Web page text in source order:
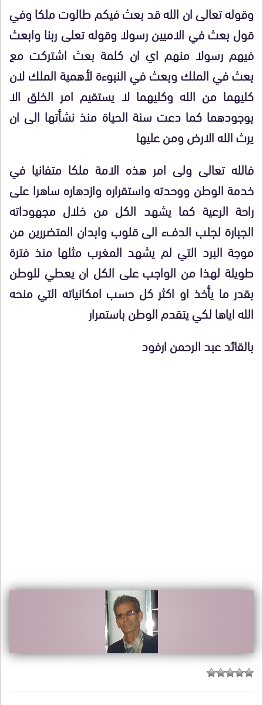
وقوله تعالى ان الله قد بعث فيكم طالوت ملكا وفي
قول بعث في الاميين رسولا وقوله تعلى ربنا وابعث
فيهم رسولا منهم اي ان كلمة بعث اشتركت مع
بعث في الملك وبعث في النبوءة لأهمية الملك لان
كليهما من الله وكليهما لا يستقيم امر الخلق الا
بوجودهما كما دعت سنة الحياة منذ نشأتها الى ان
يرث الله الارض ومن عليها
فالله تعالى ولى امر هذه الامة ملكا متفانيا في
خدمة الوطن ووحدته واستقراره وازدهاره ساهرا على
راحة الرعية كما يشهد الكل من خلال مجهوداته
الجبارة لجلب الدفء الى قلوب وابدان المتضررين من
موجة البرد التي لم يشهد المغرب مثلها منذ فترة
طويلة لهذا من الواجب على الكل ان يعطي للوطن
بقدر ما يأخذ او اكثر كل حسب امكانياته التي منحه
الله اياها لكي يتقدم الوطن باستمرار
بالقائد عبد الرحمن ارفود